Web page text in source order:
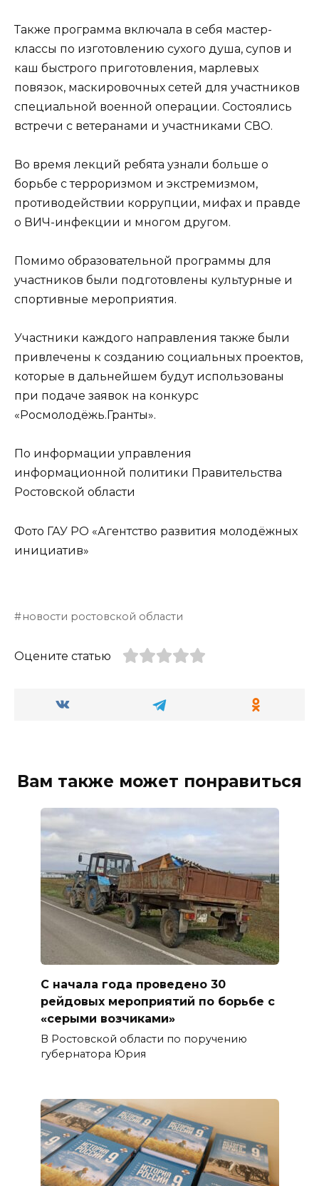
Также программа включала в себя мастер-
классы по изготовлению сухого душа, супов и
каш быстрого приготовления, марлевых
повязок, маскировочных сетей для участников
специальной военной операции. Состоялись
встречи с ветеранами и участниками СВО.
Во время лекций ребята узнали больше о
борьбе с терроризмом и экстремизмом,
противодействии коррупции, мифах и правде
о ВИЧ-инфекции и многом другом.
Помимо образовательной программы для
участников были подготовлены культурные и
спортивные мероприятия.
Участники каждого направления также были
привлечены к созданию социальных проектов,
которые в дальнейшем будут использованы
при подаче заявок на конкурс
«Росмолодёжь.Гранты».
По информации управления
информационной политики Правительства
Ростовской области
Фото ГАУ РО «Агентство развития молодёжных
инициатив»
новости ростовской области
Оцените статью
Вам также может понравиться
С начала года проведено 30
рейдовых мероприятий по борьбе с
«серыми возчиками»
В Ростовской области по поручению
губернатора Юрия